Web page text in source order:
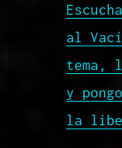
al
tema,
y
la